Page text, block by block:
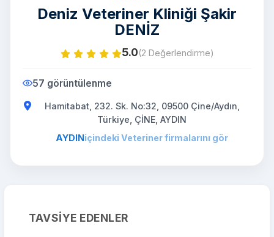
Deniz Veteriner Kliniği Şakir
DENİZ
5.0(2 Değerlendirme)
57 görüntülenme
Hamitabat, 232. Sk. No:32, 09500 Çine/Aydın,
Türkiye, ÇİNE, AYDIN
AYDINiçindeki Veteriner firmalarını gör
TAVSIYE EDENLER